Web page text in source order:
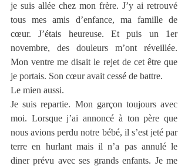
je suis allée chez mon frère. J’y ai retrouvé
tous mes amis d’enfance, ma famille de
cœur. J’étais heureuse. Et puis un 1er
novembre, des douleurs m’ont réveillée.
Mon ventre me disait le rejet de cet être que
je portais. Son cœur avait cessé de battre.
Le mien aussi.
Je suis repartie. Mon garçon toujours avec
moi. Lorsque j’ai annoncé à ton père que
nous avions perdu notre bébé, il s’est jeté par
terre en hurlant mais il n’a pas annulé le
diner prévu avec ses grands enfants. Je me